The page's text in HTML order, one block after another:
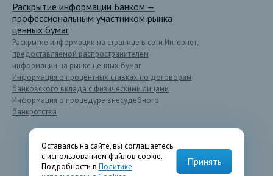
Раскрытие информации Банком —
профессиональным участником рынка
ценных бумаг
Раскрытие информации на странице в сети Интернет,
предоставляемой распространителем
информации на рынке ценных бумаг
Информация о процентных ставках по договорам
банковского вклада с физическими лицами
Информация о процедуре внесудебного
банкротства
Оставаясь на сайте, вы соглашаетесь
с использованием файлов cookie.
Подробности в Политике
Принять